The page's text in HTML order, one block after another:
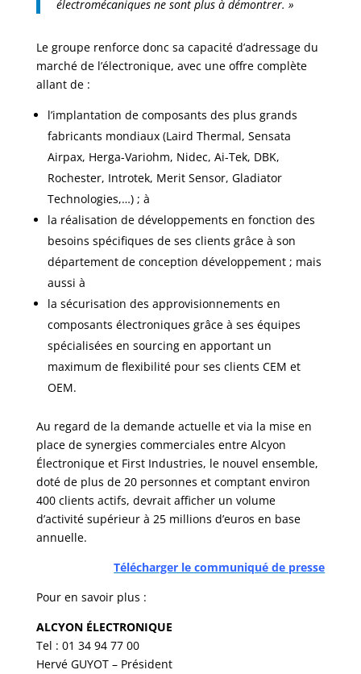
électromécaniques ne sont plus à démontrer. »
Le groupe renforce donc sa capacité d’adressage du
marché de l’électronique, avec une offre complète
allant de :
l’implantation de composants des plus grands
fabricants mondiaux (Laird Thermal, Sensata
Airpax, Herga-Variohm, Nidec, Ai-Tek, DBK,
Rochester, Introtek, Merit Sensor, Gladiator
Technologies,…) ; à
la réalisation de développements en fonction des
besoins spécifiques de ses clients grâce à son
département de conception développement ; mais
aussi à
la sécurisation des approvisionnements en
composants électroniques grâce à ses équipes
spécialisées en sourcing en apportant un
maximum de flexibilité pour ses clients CEM et
OEM.
Au regard de la demande actuelle et via la mise en
place de synergies commerciales entre Alcyon
Électronique et First Industries, le nouvel ensemble,
doté de plus de 20 personnes et comptant environ
400 clients actifs, devrait afficher un volume
d’activité supérieur à 25 millions d’euros en base
annuelle.
Télécharger le communiqué de presse
Pour en savoir plus :
ALCYON ÉLECTRONIQUE
Tel : 01 34 94 77 00
Hervé GUYOT – Président